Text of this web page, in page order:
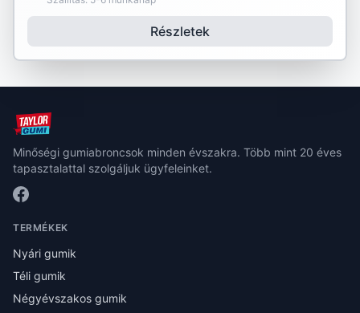
Részletek
Minőségi gumiabroncsok minden évszakra. Több mint 20 éves
tapasztalattal szolgáljuk ügyfeleinket.
TERMÉKEK
Nyári gumik
Téli gumik
Négyévszakos gumik